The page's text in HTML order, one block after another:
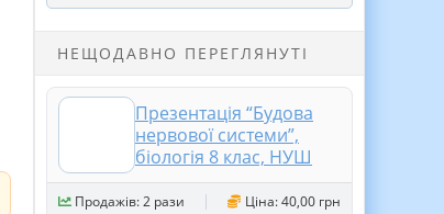
НЕЩОДАВНО ПЕРЕГЛЯНУТІ
Презентація “Будова
нервової системи”,
біологія 8 клас, НУШ
Продажів: 2 рази Ціна: 40,00 грн